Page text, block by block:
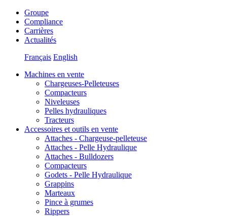
Groupe
Compliance
Carrières
Actualités
Français English
Machines en vente
Chargeuses-Pelleteuses
Compacteurs
Niveleuses
Pelles hydrauliques
Tracteurs
Accessoires et outils en vente
Attaches - Chargeuse-pelleteuse
Attaches - Pelle Hydraulique
Attaches - Bulldozers
Compacteurs
Godets - Pelle Hydraulique
Grappins
Marteaux
Pince à grumes
Rippers